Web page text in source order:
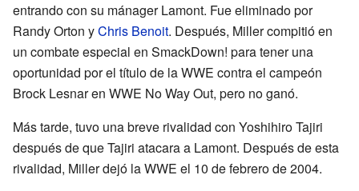
entrando con su mánager Lamont. Fue eliminado por
Randy Orton yChris Benoit. Después, Miller compitió en
un combate especial en SmackDown! para tener una
oportunidad por el título de la WWE contra el campeón
Brock Lesnar en WWE No Way Out, pero no ganó.
Más tarde, tuvo una breve rivalidad con Yoshihiro Tajiri
después de que Tajiri atacara a Lamont. Después de esta
rivalidad, Miller dejó la WWE el 10 de febrero de 2004.